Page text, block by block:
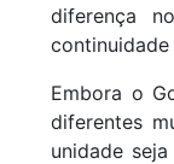
diferença
Embora o
diferentes
unidade